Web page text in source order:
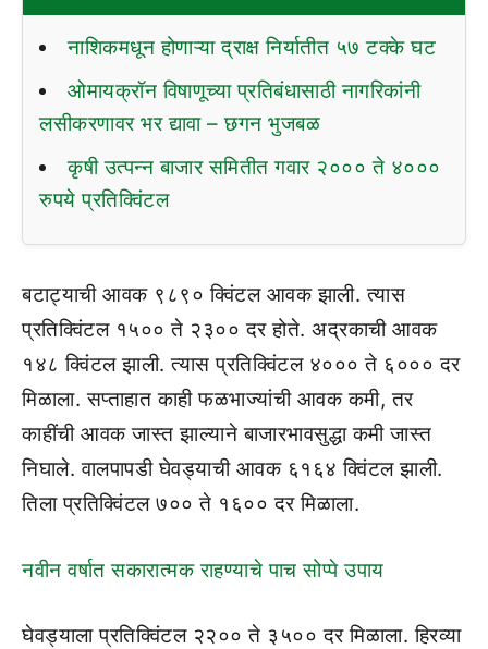
नाशिकमधून होणाऱ्या द्राक्ष निर्यातीत ५७ टक्के घट
ओमायक्रॉन विषाणूच्या प्रतिबंधासाठी नागरिकांनी
लसीकरणावर भर द्यावा – छगन भुजबळ
कृषी उत्पन्न बाजार समितीत गवार २००० ते ४०००
रुपये प्रतिक्विंटल
बटाट्याची आवक ९८९० क्विंटल आवक झाली. त्यास
प्रतिक्विंटल १५०० ते २३०० दर होते. अद्रकाची आवक
१४८ क्विंटल झाली. त्यास प्रतिक्विंटल ४००० ते ६००० दर
मिळाला. सप्ताहात काही फळभाज्यांची आवक कमी, तर
काहींची आवक जास्त झाल्याने बाजारभावसुद्धा कमी जास्त
निघाले. वालपापडी घेवड्याची आवक ६१६४ क्विंटल झाली.
तिला प्रतिक्विंटल ७०० ते १६०० दर मिळाला.
नवीन वर्षात सकारात्मक राहण्याचे पाच सोप्पे उपाय
घेवड्याला प्रतिक्विंटल २२०० ते ३५०० दर मिळाला. हिरव्या